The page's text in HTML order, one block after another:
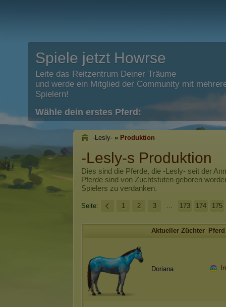
Spiele jetzt Howrse
Leite das Reitzentrum Deiner Träume
und werde ein Mitglied der Community mit
Spielern!
Wähle dein erstes Pferd:
-Lesly- » Produktion
-Lesly-s Produktion
Dies sind die Pferde, die -Lesly- seit der
Pferde sind von Zuchtstuten geboren
Spielers zu verdanken.
Seite: 1 2 3 ... 173 174 175
Aktueller Züchter Pferd
Doriana